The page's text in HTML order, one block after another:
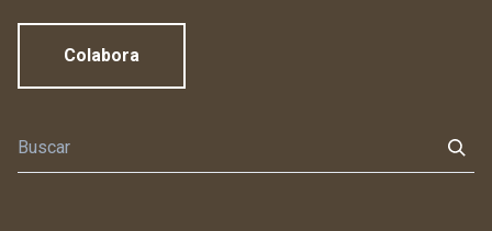
Colabora